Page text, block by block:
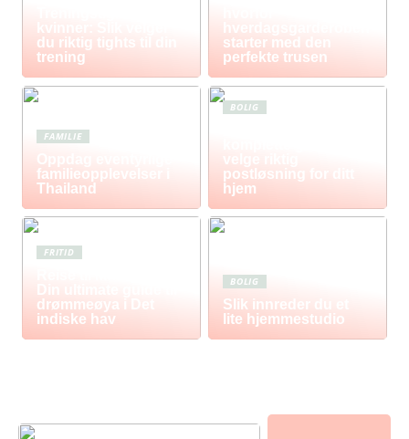
kvinner: Slik velger
du riktig tights til din
trening
hverdagsgarderoben
starter med den
perfekte trusen
FAMILIE
Oppdag eventyrlige
familieopplevelser i
Thailand
BOLIG
velge riktig
postløsning for ditt
hjem
FRITID
Din ultimate guide til
drømmeøya i Det
indiske hav
BOLIG
Slik innreder du et
lite hjemmestudio